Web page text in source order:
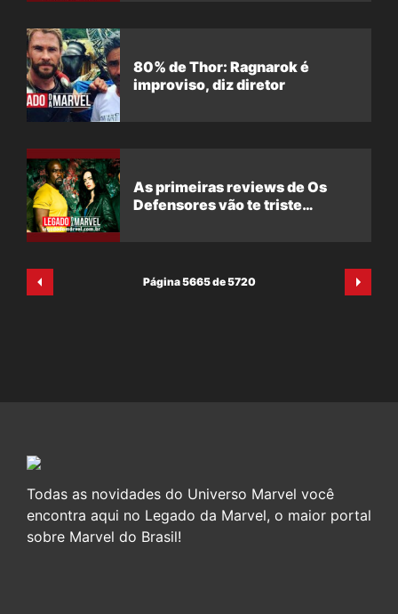
80% de Thor: Ragnarok é
improviso, diz diretor
As primeiras reviews de Os
Defensores vão te triste…
Página 5665 de 5720
Todas as novidades do Universo Marvel você
encontra aqui no Legado da Marvel, o maior portal
sobre Marvel do Brasil!